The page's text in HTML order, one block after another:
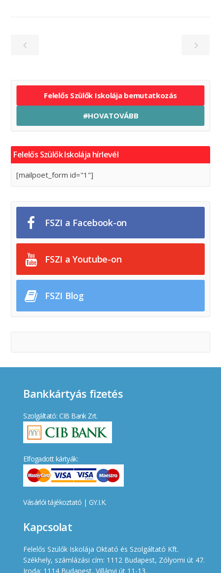
Felelős Szülők Iskolája bemutatkozás
#HOVATOVÁBB
Felelős Szülők Iskolája hírlevél
[mailpoet_form id="1"]
FSZI a Facebook-on
FSZI a Youtube-on
FSZI Blog
Bankkártyás fizetés
Szolgáltató: CIB Bank Zrt.
Elfogadott kártyák:
Vásárlói tájékoztató | GY.I.K.
Kapcsolat
Felelős Szülők Iskolája Oktató és Szolgáltató Kft.
Székhely, számlázási cím: 1112 Budapest, Zólyomi út 47.
Iroda: 1114 Budapest, Villányi út 11-13.